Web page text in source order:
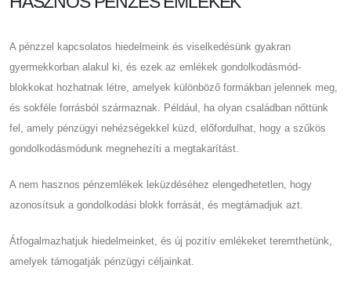
A pénzzel kapcsolatos hiedelmeink és viselkedésünk gyakran
gyermekkorban alakul ki, és ezek az emlékek gondolkodásmód-
blokkokat hozhatnak létre, amelyek különböző formákban jelennek meg,
és sokféle forrásból származnak. Például, ha olyan családban nőttünk
fel, amely pénzügyi nehézségekkel küzd, előfordulhat, hogy a szűkös
gondolkodásmódunk megnehezíti a megtakarítást.
A nem hasznos pénzemlékek leküzdéséhez elengedhetetlen, hogy
azonosítsuk a gondolkodási blokk forrását, és megtámadjuk azt.
Átfogalmazhatjuk hiedelmeinket, és új pozitív emlékeket teremthetünk,
amelyek támogatják pénzügyi céljainkat.